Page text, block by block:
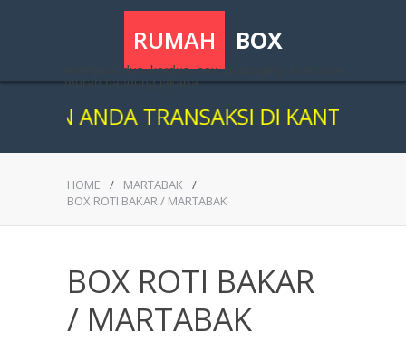
RUMAH BOX
membuat dus, kardus, box, packaging, kemasan
murah bandung jakarta
ANDA TRANSAKSI DI KANTOR KAMI
HOME / MARTABAK
/
BOX ROTI BAKAR / MARTABAK
BOX ROTI BAKAR
/ MARTABAK